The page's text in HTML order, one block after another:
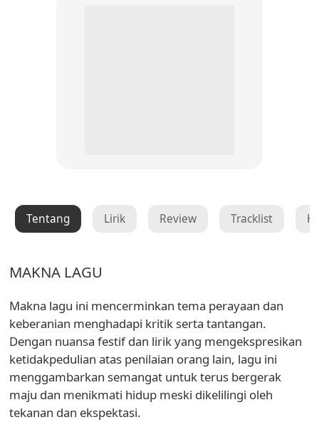
Tentang Lirik Review Tracklist
MAKNA LAGU
Makna lagu ini mencerminkan tema perayaan dan
keberanian menghadapi kritik serta tantangan.
Dengan nuansa festif dan lirik yang mengekspresikan
ketidakpedulian atas penilaian orang lain, lagu ini
menggambarkan semangat untuk terus bergerak
maju dan menikmati hidup meski dikelilingi oleh
tekanan dan ekspektasi.